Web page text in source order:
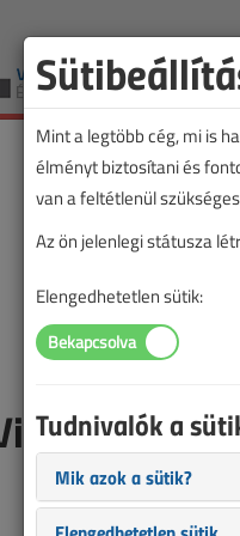
Mint a legtöbb cég, mi is
élményt biztosítani és
van a feltétlenül
Az ön jelenlegi státusza
Elengedhetetlen sütik:
Tudnivalók a
Mik azok a sütik?